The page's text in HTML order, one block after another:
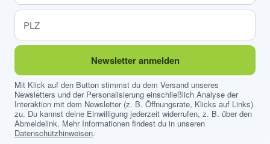
Newsletter anmelden
Mit Klick auf den Button stimmst du dem Versand unseres
Newsletters und der Personalisierung einschließlich Analyse der
Interaktion mit dem Newsletter (z. B. Öffnungsrate, Klicks auf Links)
zu. Du kannst deine Einwilligung jederzeit widerrufen, z. B. über den
Abmeldelink. Mehr Informationen findest du in unseren
Datenschutzhinweisen.